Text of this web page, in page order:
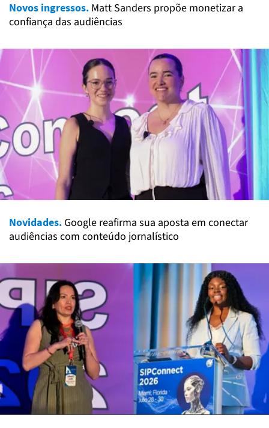
Novos ingressos. Matt Sanders propõe monetizar a
confiança das audiências
Novidades. Google reafirma sua aposta em conectar
audiências com conteúdo jornalístico